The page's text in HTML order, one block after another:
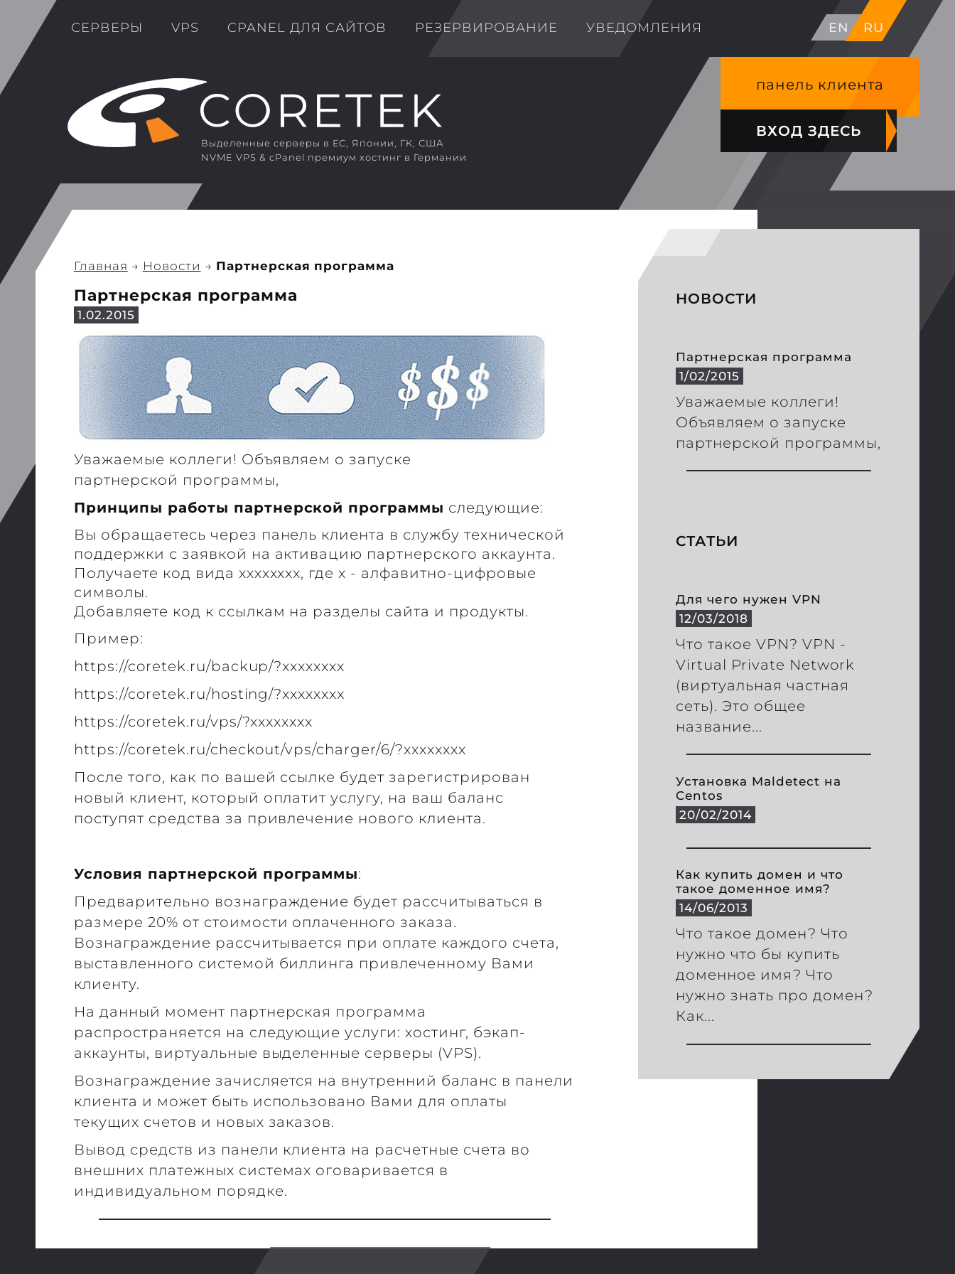
СЕРВЕРЫ VPS CPANEL ДЛЯ САЙТОВ РЕЗЕРВИРОВАНИЕ УВЕДОМЛЕНИЯ EN RU
Выделенные серверы в ЕС, Японии, ГК, США
NVME VPS & cPanel премиум хостинг в Германии
панель клиента
ВХОД ЗДЕСЬ
Главная → Новости → Партнерская программа
Партнерская программа
1.02.2015
Уважаемые коллеги! Объявляем о запуске
партнерской программы,
Принципы работы партнерской программы следующие:
Вы обращаетесь через панель клиента в службу технической
поддержки с заявкой на активацию партнерского аккаунта.
Получаете код вида xxxxxxxx, где x - алфавитно-цифровые
символы.
Добавляете код к ссылкам на разделы сайта и продукты.
Пример:
https://coretek.ru/backup/?xxxxxxxx
https://coretek.ru/hosting/?xxxxxxxx
https://coretek.ru/vps/?xxxxxxxx
https://coretek.ru/checkout/vps/charger/6/?xxxxxxxx
После того, как по вашей ссылке будет зарегистрирован
новый клиент, который оплатит услугу, на ваш баланс
поступят средства за привлечение нового клиента.
Условия партнерской программы:
Предварительно вознаграждение будет рассчитываться в
размере 20% от стоимости оплаченного заказа.
Вознаграждение рассчитывается при оплате каждого счета,
выставленного системой биллинга привлеченному Вами
клиенту.
На данный момент партнерская программа
распространяется на следующие услуги: хостинг, бэкап-
аккаунты, виртуальные выделенные серверы (VPS).
Вознаграждение зачисляется на внутренний баланс в панели
клиента и может быть использовано Вами для оплаты
текущих счетов и новых заказов.
Вывод средств из панели клиента на расчетные счета во
внешних платежных системах оговаривается в
индивидуальном порядке.
НОВОСТИ
Партнерская программа
1/02/2015
Уважаемые коллеги!
Объявляем о запуске
партнерской программы,
СТАТЬИ
Для чего нужен VPN
12/03/2018
Что такое VPN? VPN -
Virtual Private Network
(виртуальная частная
сеть). Это общее
название...
Установка Maldetect на
Centos
20/02/2014
Как купить домен и что
такое доменное имя?
14/06/2013
Что такое домен? Что
нужно что бы купить
доменное имя? Что
нужно знать про домен?
Как...